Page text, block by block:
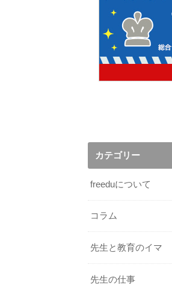
カテゴリー
freeduについて
コラム
先生と教育のイマ
先生の仕事